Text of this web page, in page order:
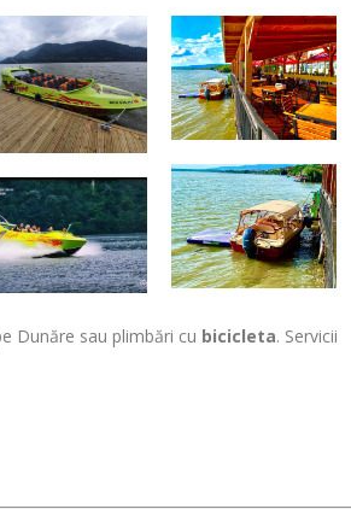
Dunăre sau plimbări cu bicicleta. Servicii